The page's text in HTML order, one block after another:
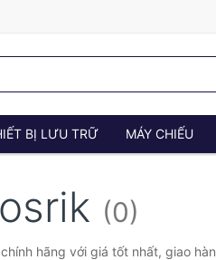
BỊ LƯU TRỮ MÁY CHIẾU
(0)
hãng với giá tốt nhất, giao